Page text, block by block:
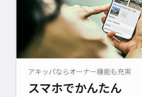
アキッパならオーナー機能も充実
スマホでかんたん